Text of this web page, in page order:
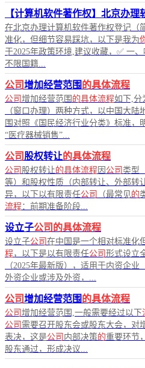
【计算机软件著作权】北京办理
在北京办理计算机软件著作权登记（
准化，但细节容易踩坑，以下是我为
于2025年政策环境,建议收藏，✅ 一
不限国籍...
公司增加经营范围的具体流程
公司 增加经营范围 的具体流程如下,分
（窗口办理）两种方式，以中国大
围对照《国民经济行业分类》标准，
“医疗器械销售”...
公司 股权转让的具体流程
公司 股权转让的具体流程 因 公司 类型
等）和股权性质（内部转让、外部转
异，以下以有限责任公司 （最常见的
流程：前期准备阶段...
设立子公司的具体流程
设立子公司 在中国是一个相对标准化
程，以下是以有限责任公司 形式设立
（2025年最新版），适用于内资企业
外资企业或涉及外资，...
公司增加经营范围的具体流程
公司 增加经营范围,一般需要经过以下
公司 需要召开股东会或股东大会，对
表决，这是公司 内部决策的重要环节
股东通过，形成决议...